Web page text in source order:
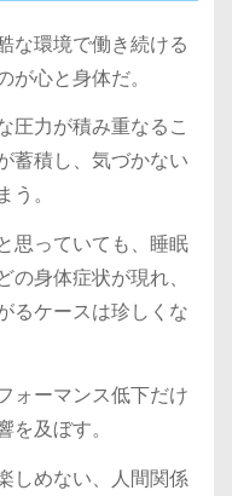
な環境で働き続ける
心と身体だ。
圧力が積み重なるこ
蓄積し、気づかない
。
思っていても、睡眠
身体症状が現れ、
るケースは珍しくな
ォーマンス低下だけ
及ぼす。
しめない、人間関係